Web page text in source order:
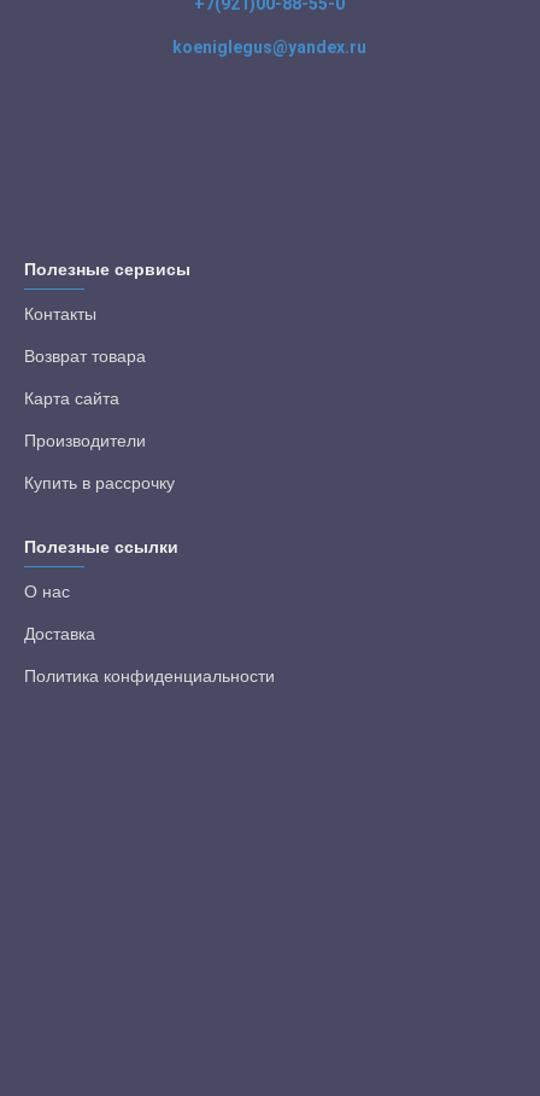
koeniglegus@yandex.ru
Полезные сервисы
Контакты
Возврат товара
Карта сайта
Производители
Купить в рассрочку
Полезные ссылки
О нас
Доставка
Политика конфиденциальности